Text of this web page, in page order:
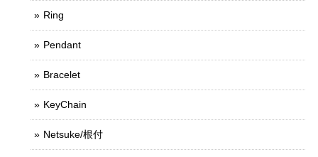
Ring
Pendant
Bracelet
KeyChain
Netsuke/根付